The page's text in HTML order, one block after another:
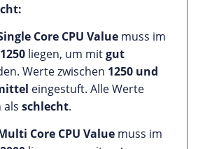
Core CPU Value muss im
liegen, um mitgut
Werte zwischen 1250 und
eingestuft. Alle Werte
als schlecht.
Core CPU Value muss im